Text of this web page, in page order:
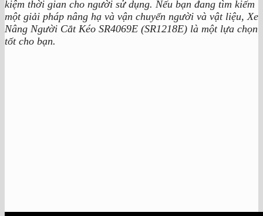
kiệm thời gian cho người sử dụng. Nếu bạn đang tìm kiếm
một giải pháp nâng hạ và vận chuyển người và vật liệu, Xe
Nâng Người Cắt Kéo SR4069E (SR1218E) là một lựa chọn
tốt cho bạn.